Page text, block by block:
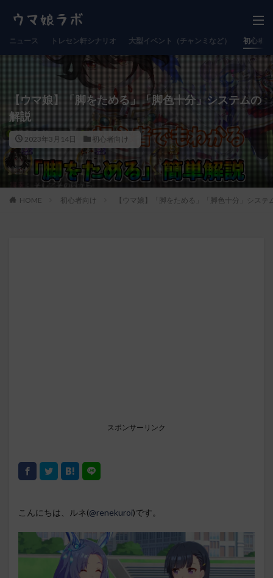
ニュース トレセン軒シナリオ 大型イベント（チャンミなど） 初心者
【ウマ娘】「脚をためる」「脚色十分」システムの
解説
2023年3月14日 初心者向け
HOME 初心者向け 【ウマ娘】「脚をためる」「脚色十分」システ
スポンサーリンク
こんにちは、ルネ(@renekuroi)です。